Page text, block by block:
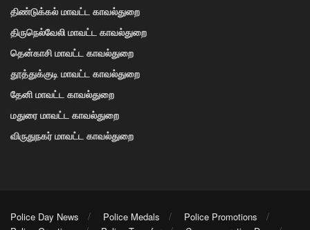
திண்டுக்கல் மாவட்ட காவல்துறை
திருநெல்வேலி மாவட்ட காவல்துறை
தென்காசி மாவட்ட காவல்துறை
தூத்துக்குடி மாவட்ட காவல்துறை
தேனி மாவட்ட காவல்துறை
மதுரை மாவட்ட காவல்துறை
விருதுநகர் மாவட்ட காவல்துறை
Police Day News Police Medals
Police Promotions